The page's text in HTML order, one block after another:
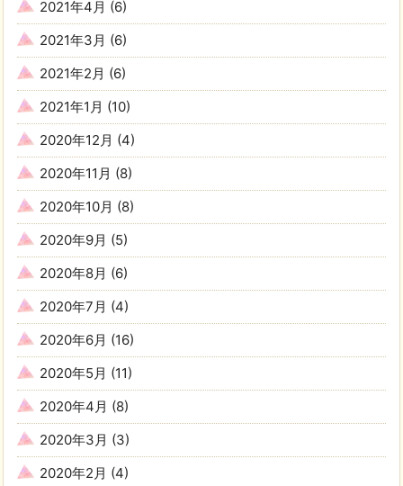
2021年4月 (6)
2021年3月 (6)
2021年2月 (6)
2021年1月 (10)
2020年12月 (4)
2020年11月 (8)
2020年10月 (8)
2020年9月 (5)
2020年8月 (6)
2020年7月 (4)
2020年6月 (16)
2020年5月 (11)
2020年4月 (8)
2020年3月 (3)
2020年2月 (4)